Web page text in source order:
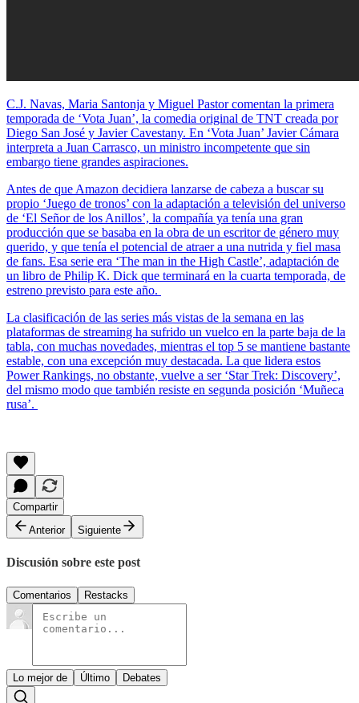
C.J. Navas, Maria Santonja y Miguel Pastor comentan la primera
temporada de ‘Vota Juan’, la comedia original de TNT creada por
Diego San José y Javier Cavestany. En ‘Vota Juan’ Javier Cámara
interpreta a Juan Carrasco, un ministro incompetente que sin
embargo tiene grandes aspiraciones.
Antes de que Amazon decidiera lanzarse de cabeza a buscar su
propio ‘Juego de tronos’ con la adaptación a televisión del universo
de ‘El Señor de los Anillos’, la compañía ya tenía una gran
producción que se basaba en la obra de un escritor de género muy
querido, y que tenía el potencial de atraer a una nutrida y fiel masa
de fans. Esa serie era ‘The man in the High Castle’, adaptación de
un libro de Philip K. Dick que terminará en la cuarta temporada, de
estreno previsto para este año.
La clasificación de las series más vistas de la semana en las
plataformas de streaming ha sufrido un vuelco en la parte baja de la
tabla, con muchas novedades, mientras el top 5 se mantiene bastante
estable, con una excepción muy destacada. La que lidera estos
Power Rankings, no obstante, vuelve a ser ‘Star Trek: Discovery’,
del mismo modo que también resiste en segunda posición ‘Muñeca
rusa’.
Compartir
Anterior
Siguiente
Discusión sobre este post
Comentarios Restacks
Lo mejor de Último Debates